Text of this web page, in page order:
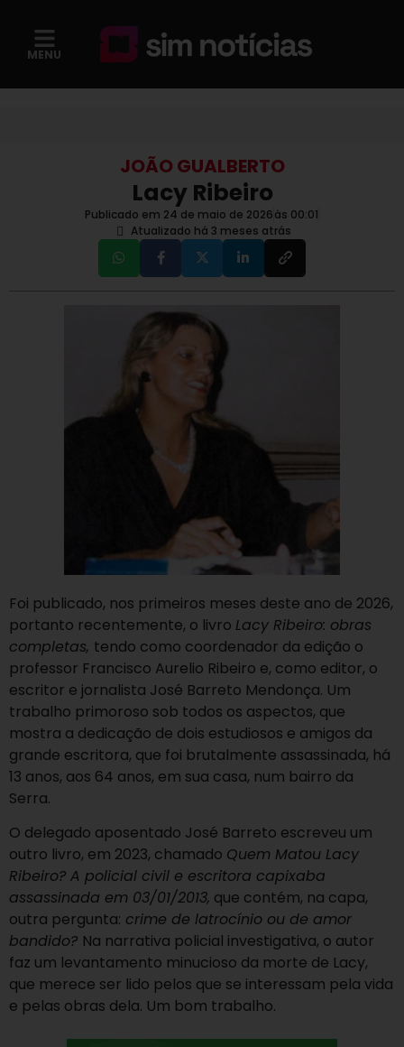
MENU
JOÃO GUALBERTO
Lacy Ribeiro
Publicado em 24 de maio de 2026às 00:01
Atualizado há 3 meses atrás
Foi publicado, nos primeiros meses deste ano de 2026,
portanto recentemente, o livro Lacy Ribeiro: obras
completas, tendo como coordenador da edição o
professor Francisco Aurelio Ribeiro e, como editor, o
escritor e jornalista José Barreto Mendonça. Um
trabalho primoroso sob todos os aspectos, que
mostra a dedicação de dois estudiosos e amigos da
grande escritora, que foi brutalmente assassinada, há
13 anos, aos 64 anos, em sua casa, num bairro da
Serra.
O delegado aposentado José Barreto escreveu um
outro livro, em 2023, chamado Quem Matou Lacy
Ribeiro? A policial civil e escritora capixaba
assassinada em 03/01/2013, que contém, na capa,
outra pergunta: crime de latrocínio ou de amor
bandido? Na narrativa policial investigativa, o autor
faz um levantamento minucioso da morte de Lacy,
que merece ser lido pelos que se interessam pela vida
e pelas obras dela. Um bom trabalho.